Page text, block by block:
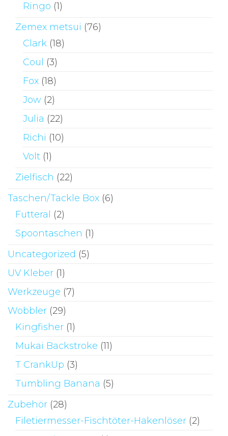
Ringo (1)
Zemex metsui (76)
Clark (18)
Coul
(3)
Fox (18)
Jow (2)
Julia (22)
Richi (10)
Volt (1)
Zielfisch (22)
Taschen/Tackle Box (6)
Futteral
(2)
Spoontaschen (1)
Uncategorized (5)
UV Kleber (1)
Werkzeuge (7)
Wobbler (29)
Kingfisher (1)
Mukai Backstroke (11)
T CrankUp (3)
Tumbling Banana (5)
Zubehör (28)
Filetiermesser-Fischtöter-Hakenlöser (2)